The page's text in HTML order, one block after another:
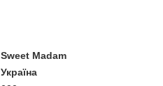
Sweet Madam
Україна